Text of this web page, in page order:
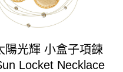
陽光輝 小盒子項鍊
Locket Necklace